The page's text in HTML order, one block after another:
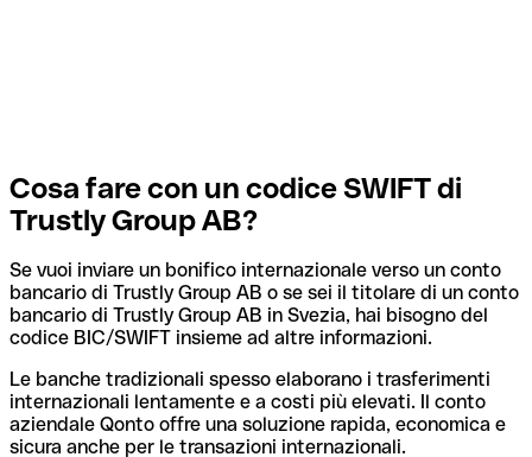
Cosa fare con un codice SWIFT di
Trustly Group AB?
Se vuoi inviare un bonifico internazionale verso un conto
bancario di Trustly Group AB o se sei il titolare di un conto
bancario di Trustly Group AB in Svezia, hai bisogno del
codice BIC/SWIFT insieme ad altre informazioni.
Le banche tradizionali spesso elaborano i trasferimenti
internazionali lentamente e a costi più elevati. Il conto
aziendale Qonto offre una soluzione rapida, economica e
sicura anche per le transazioni internazionali.